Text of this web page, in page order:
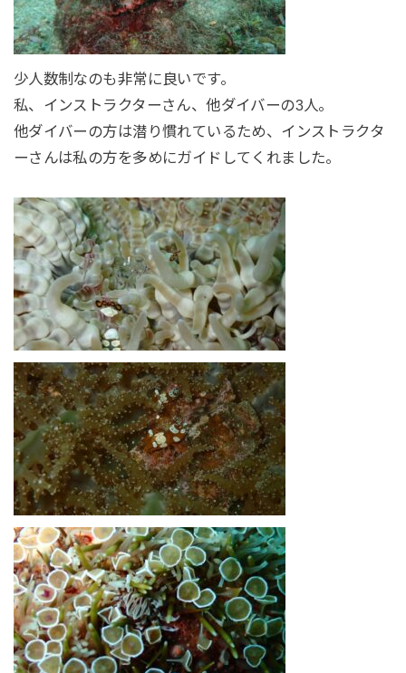
少人数制なのも非常に良いです。
私、インストラクターさん、他ダイバーの3人。
他ダイバーの方は潜り慣れているため、インストラクタ
ーさんは私の方を多めにガイドしてくれました。